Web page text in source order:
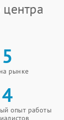
5
рынке
4
опыт работы